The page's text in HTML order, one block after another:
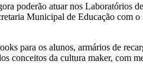
poderão atuar nos Laboratórios
Municipal de Educação com
para os alunos, armários de
conceitos da cultura maker, com